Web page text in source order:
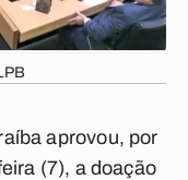
aprovou, por
(7), a doação